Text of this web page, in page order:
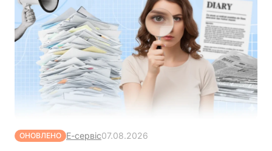
ОНОВЛЕНО Е-сервіс07.08.2026